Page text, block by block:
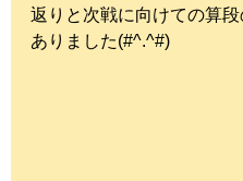
返りと次戦に向けての算
ありました(#^.^#)